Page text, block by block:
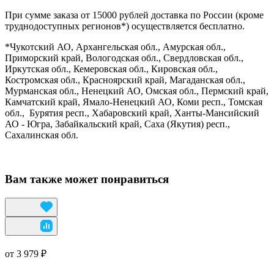
При сумме заказа от 15000 рублей доставка по России (кроме
труднодоступных регионов*) осуществляется бесплатно.
*Чукотский АО, Архангельская обл., Амурская обл.,
Приморский край, Вологодская обл., Свердловская обл.,
Иркутская обл., Кемеровская обл., Кировская обл.,
Костромская обл., Красноярский край, Магаданская обл.,
Мурманская обл., Ненецкий АО, Омская обл., Пермский край,
Камчатский край, Ямало-Ненецкий АО, Коми респ., Томская
обл., Бурятия респ., Хабаровский край, Ханты-Мансийский
АО - Югра, Забайкальский край, Саха (Якутия) респ.,
Сахалинская обл.
Вам также может понравиться
от 3 979 ₽